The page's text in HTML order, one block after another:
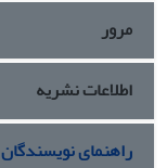
مرور
اطلاعات نشریه
راهنمای نویسندگان